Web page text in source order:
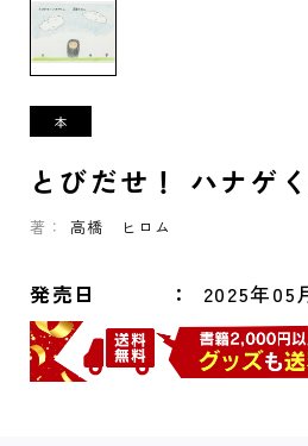
とびだせ！ ハナゲ
著： 高橋 ヒロム
発売日 2025年05